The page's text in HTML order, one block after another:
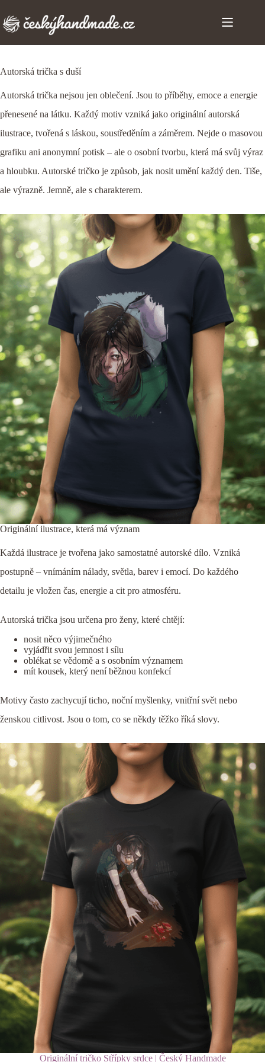
content
Autorská trička s duší
Autorská trička nejsou jen oblečení. Jsou to příběhy, emoce a energie
přenesené na látku. Každý motiv vzniká jako originální autorská
ilustrace, tvořená s láskou, soustředěním a záměrem. Nejde o masovou
grafiku ani anonymní potisk – ale o osobní tvorbu, která má svůj výraz
a hloubku. Autorské tričko je způsob, jak nosit umění každý den. Tiše,
ale výrazně. Jemně, ale s charakterem.
Originální ilustrace, která má význam
Každá ilustrace je tvořena jako samostatné autorské dílo. Vzniká
postupně – vnímáním nálady, světla, barev i emocí. Do každého
detailu je vložen čas, energie a cit pro atmosféru.
Autorská trička jsou určena pro ženy, které chtějí:
nosit něco výjimečného
vyjádřit svou jemnost i sílu
oblékat se vědomě a s osobním významem
mít kousek, který není běžnou konfekcí
Motivy často zachycují ticho, noční myšlenky, vnitřní svět nebo
ženskou citlivost. Jsou o tom, co se někdy těžko říká slovy.
Originální tričko Střípky srdce | Český Handmade